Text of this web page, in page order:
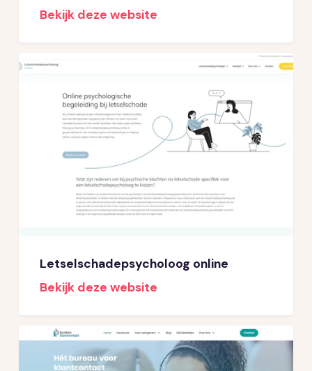
Bekijk deze website
Letselschadepsycholoog online
Bekijk deze website